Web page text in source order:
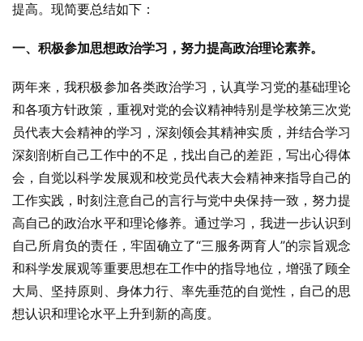
提高。现简要总结如下：
一、积极参加思想政治学习，努力提高政治理论素养。
两年来，我积极参加各类政治学习，认真学习党的基础理论
和各项方针政策，重视对党的会议精神特别是学校第三次党
员代表大会精神的学习，深刻领会其精神实质，并结合学习
深刻剖析自己工作中的不足，找出自己的差距，写出心得体
会，自觉以科学发展观和校党员代表大会精神来指导自己的
工作实践，时刻注意自己的言行与党中央保持一致，努力提
高自己的政治水平和理论修养。通过学习，我进一步认识到
自己所肩负的责任，牢固确立了“三服务两育人”的宗旨观念
和科学发展观等重要思想在工作中的指导地位，增强了顾全
大局、坚持原则、身体力行、率先垂范的自觉性，自己的思
想认识和理论水平上升到新的高度。